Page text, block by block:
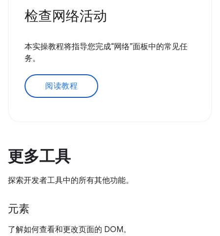
检查网络活动
本实操教程将指导您完成“网络”面板中的常见任
务。
阅读教程
更多工具
探索开发者工具中的所有其他功能。
元素
了解如何查看和更改页面的 DOM。